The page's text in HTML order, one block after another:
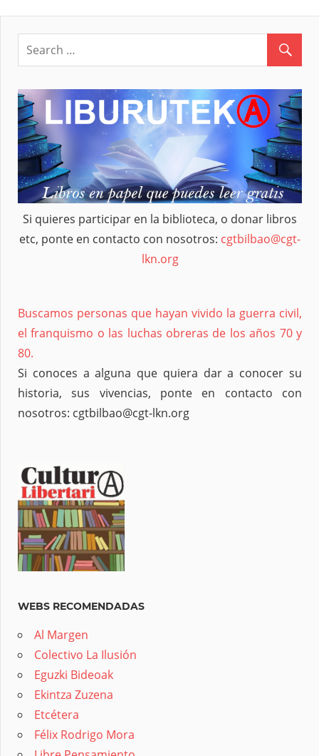
Si quieres participar en la biblioteca, o donar libros
etc, ponte en contacto con nosotros: cgtbilbao@cgt-
lkn.org
Buscamos personas que hayan vivido la guerra civil,
el franquismo o las luchas obreras de los años 70 y
80.
Si conoces a alguna que quiera dar a conocer su
historia, sus vivencias, ponte en contacto con
nosotros: cgtbilbao@cgt-lkn.org
WEBS RECOMENDADAS
Al Margen
Colectivo La Ilusión
Eguzki Bideoak
Ekintza Zuzena
Etcétera
Félix Rodrigo Mora